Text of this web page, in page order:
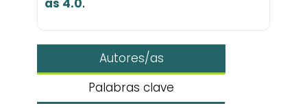
as 4.0.
Autores/as
Palabras clave